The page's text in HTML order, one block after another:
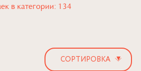
в категории: 134
▾